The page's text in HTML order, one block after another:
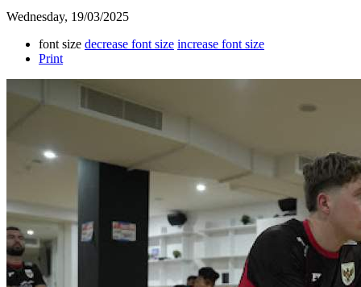
Wednesday, 19/03/2025
font size decrease font size increase font size
Print